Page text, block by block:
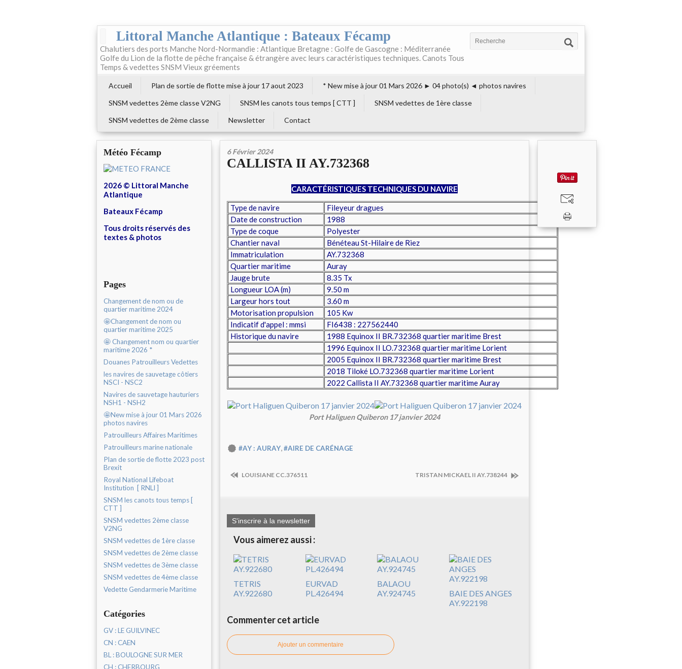
Littoral Manche Atlantique : Bateaux Fécamp
Chalutiers des ports Manche Nord-Normandie : Atlantique Bretagne : Golfe de Gascogne : Méditerranée
Golfe du Lion de la flotte de pêche française & étrangère avec leurs caractéristiques techniques. Canots Tous
Temps & vedettes SNSM Vieux gréements
Accueil Plan de sortie de flotte mise à jour 17 aout 2023
* New mise à jour 01 Mars 2026 ► 04 photo(s) ◄ photos navires
SNSM vedettes 2ème classe V2NG
SNSM les canots tous temps [ CTT ]
SNSM vedettes de 1ère classe
SNSM vedettes de 2ème classe
Newsletter Contact
Météo Fécamp
2026 © Littoral Manche
Atlantique
Bateaux Fécamp
Tous droits réservés des
textes & photos
Pages
Changement de nom ou de
quartier maritime 2024
🤩Changement de nom ou
quartier maritime 2025
🤩 Changement nom ou quartier
maritime 2026 *
Douanes Patrouilleurs Vedettes
les navires de sauvetage côtiers
NSCI - NSC2
Navires de sauvetage hauturiers
NSH1 - NSH2
🤩New mise à jour 01 Mars 2026
photos navires
Patrouilleurs Affaires Maritimes
Patrouilleurs marine nationale
Plan de sortie de flotte 2023 post
Brexit
Royal National Lifeboat
Institution [ RNLI ]
SNSM les canots tous temps [
CTT ]
SNSM vedettes 2ème classe
V2NG
SNSM vedettes de 1ère classe
SNSM vedettes de 2ème classe
SNSM vedettes de 3ème classe
SNSM vedettes de 4ème classe
Vedette Gendarmerie Maritime
Catégories
GV : LE GUILVINEC
CN : CAEN
BL : BOULOGNE SUR MER
CH : CHERBOURG
6 Février 2024
CALLISTA II AY.732368
CARACTÉRISTIQUES TECHNIQUES DU NAVIRE
Type de navire
Fileyeur dragues
Date de construction
1988
Type de coque
Polyester
Chantier naval
Bénéteau St-Hilaire de Riez
Immatriculation
AY.732368
Quartier maritime
Auray
Jauge brute
8.35 Tx
Longueur LOA (m)
9.50 m
Largeur hors tout
3.60 m
Motorisation propulsion
105 Kw
Indicatif d'appel : mmsi
FI6438 : 227562440
Historique du navire
1988 Equinox II BR.732368 quartier maritime Brest
1996 Equinox II LO.732368 quartier maritime Lorient
2005 Equinox II BR.732368 quartier maritime Brest
2018 Tiloké LO.732368 quartier maritime Lorient
2022 Callista II AY.732368 quartier maritime Auray
Port Haliguen Quiberon 17 janvier 2024
#AY : AURAY,#AIRE DE CARÉNAGE
LOUISIANE CC.376511 TRISTAN MICKAEL II AY.738244
S'inscrire à la newsletter
Vous aimerez aussi :
TETRIS
AY.922680
EURVAD
PL.426494
BALAOU
AY.924745
BAIE DES ANGES
AY.922198
Commenter cet article
Ajouter un commentaire